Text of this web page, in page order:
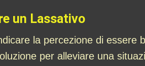
un Lassativo
la percezione di
per alleviare una